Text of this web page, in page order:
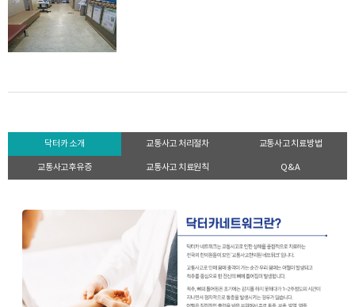
닥터카 소개 교통사고 처리절차 교통사고 치료방법
교통사고후유증 교통사고 치료원칙 Q&A